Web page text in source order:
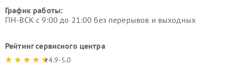
График работы:
ПН-ВСК с 9:00 до 21:00 без перерывов и выходных
Рейтинг сервисного центра
4.9-5.0